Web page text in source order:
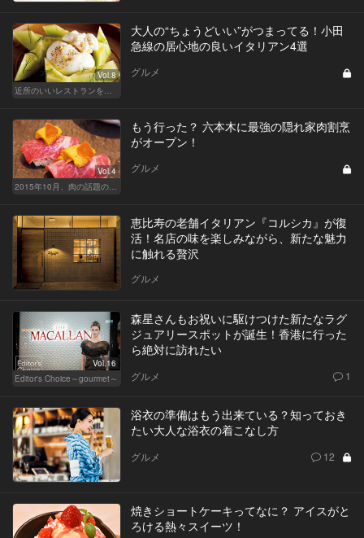
Vol.8
大人の“ちょうどいい”がつまってる！小田
急線の居心地の良いイタリアン4選
グルメ
Vol.4
もう行った？ 六本木に最強の隠れ家肉割烹
がオープン！
グルメ
恵比寿の老舗イタリアン『コルシカ』が復
活！名店の味を楽しみながら、新たな魅力
に触れる贅沢
グルメ
Vol.16
Editor's Choice～gourmet～
森星さんもお祝いに駆けつけた新たなラグ
ジュアリースポットが誕生！香港に行った
ら絶対に訪れたい
グルメ 1
浴衣の準備はもう出来ている？知っておき
たい大人な浴衣の着こなし方
グルメ 12
焼きショートケーキってなに？ アイスがと
ろける熱々スイーツ！